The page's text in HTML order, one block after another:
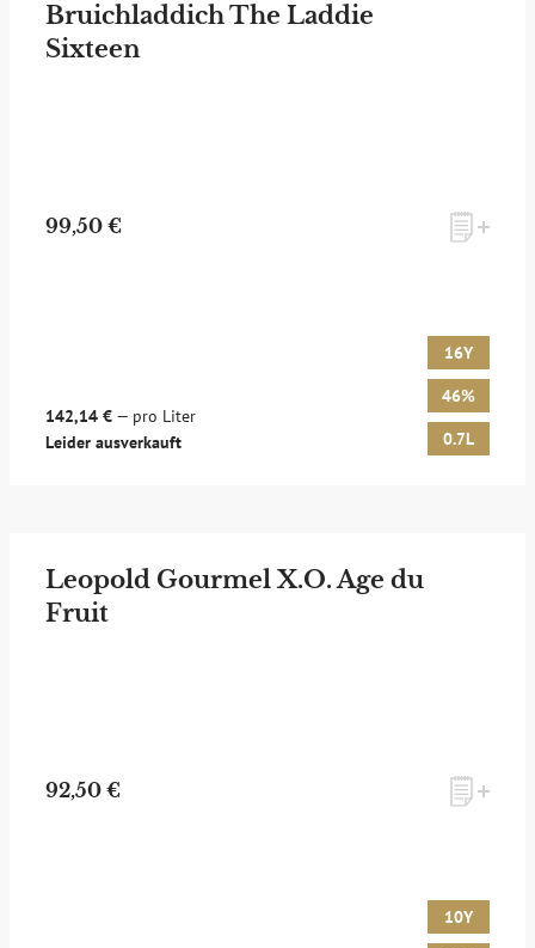
Bruichladdich The Laddie
Sixteen
99,50 €
142,14 € — pro Liter
Leider ausverkauft
16Y
46%
0.7L
Leopold Gourmel X.O. Age du
Fruit
92,50 €
10Y
Möchten Sie ein für Newsletter-Abonnenten exklusives
auf dem Laufenden gehalten werden? Dann melden Sie sich